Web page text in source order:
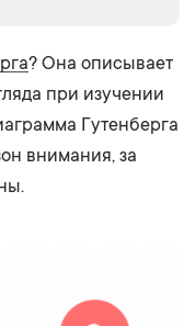
? Она описывает
при изучении
Гутенберга
внимания, за